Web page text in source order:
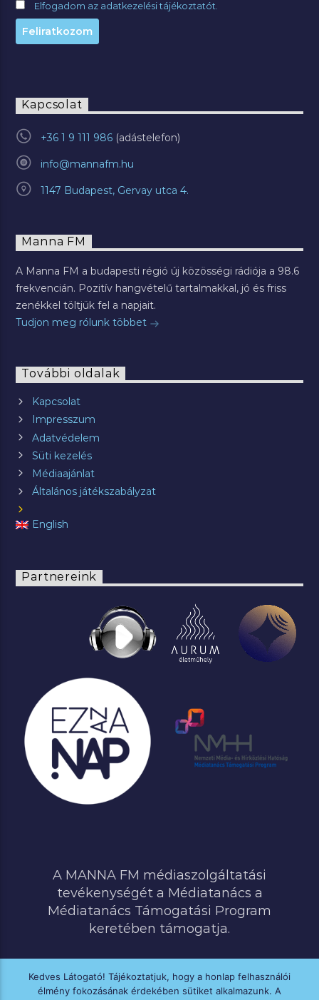
Elfogadom az adatkezelési tájékoztatót.
Kapcsolat
+36 1 9 111 986
info@mannafm.hu
1147 Budapest, Gervay utca 4.
Manna FM
A Manna FM a budapesti régió új közösségi rádiója a 98.6
frekvencián. Pozitív hangvételű tartalmakkal, jó és friss
zenékkel töltjük fel a napjait.
Tudjon meg rólunk többet
További oldalak
Kapcsolat
Impresszum
Adatvédelem
Süti kezelés
Médiaajánlat
Általános játékszabályzat
English
Partnereink
A MANNA FM médiaszolgáltatási
tevékenységét a Médiatanács a
Médiatanács Támogatási Program
keretében támogatja.
MINDEN JOG FENNTARTVA © 2020 MANNA FM
Kedves Látogató! Tájékoztatjuk, hogy a honlap felhasználói
élmény fokozásának érdekében sütiket alkalmazunk. A